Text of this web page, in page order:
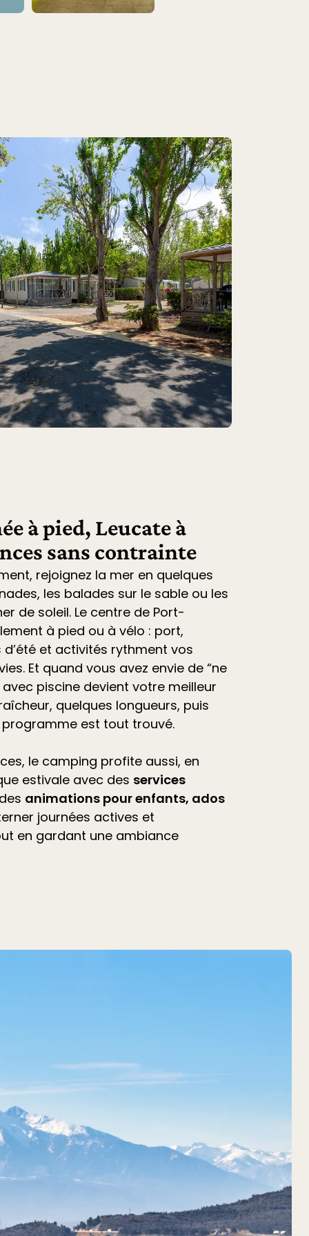
à pied, Leucate à
sans contrainte
rejoignez la mer en quelques
les balades sur le sable ou les
de soleil. Le centre de Port-
à pied ou à vélo : port,
et activités rythment vos
Et quand vous avez envie de “ne
piscine devient votre meilleur
quelques longueurs, puis
est tout trouvé.
le camping profite aussi, en
estivale avec des services
animations pour enfants, ados
journées actives et
en gardant une ambiance